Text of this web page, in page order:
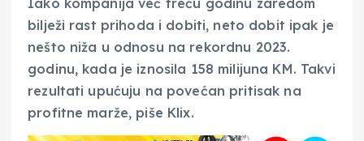
Iako kompanija već treću godinu zaredom
bilježi rast prihoda i dobiti, neto dobit ipak je
nešto niža u odnosu na rekordnu 2023.
godinu, kada je iznosila 158 milijuna KM. Takvi
rezultati upućuju na povećan pritisak na
profitne marže, piše Klix.